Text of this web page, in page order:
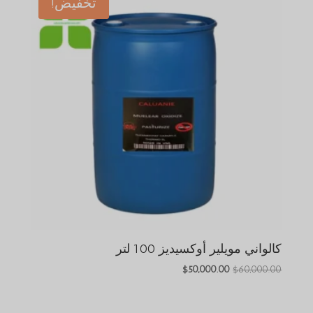
كالواني مويلير أوكسيديز 100 لتر
$60,000.00
السعر
$50,000.00 السعر